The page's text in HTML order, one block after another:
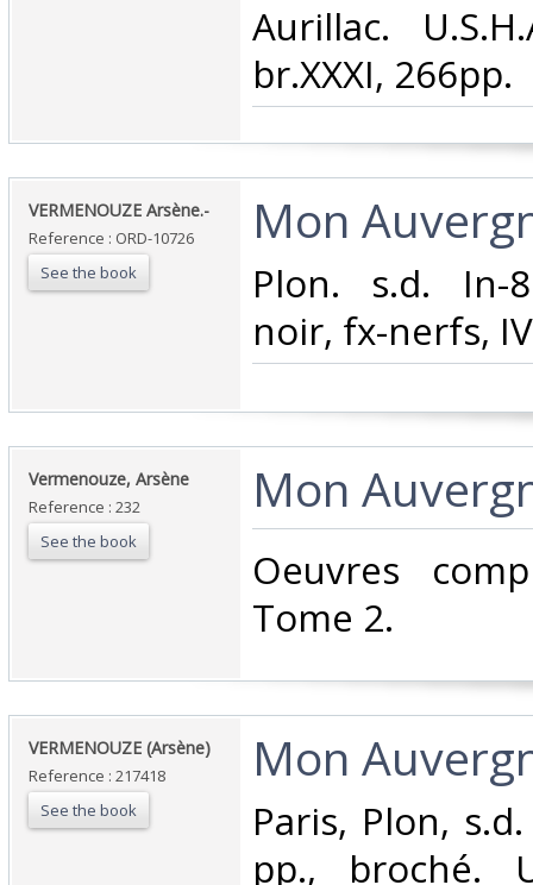
‎Aurillac.
br.XXXI, 266pp.‎
‎VERMENOUZE Arsène.-‎
Reference : ORD-10726
See the book
‎Mon
‎Plon. s.d. In-
noir, fx-nerfs,
‎Vermenouze, Arsène‎
Reference : 232
See the book
‎Mon
‎Oeuvres
Tome 2. ‎
‎VERMENOUZE (Arsène)‎
Reference : 217418
See the book
‎Mon
‎Paris, Plon,
pp., broché.